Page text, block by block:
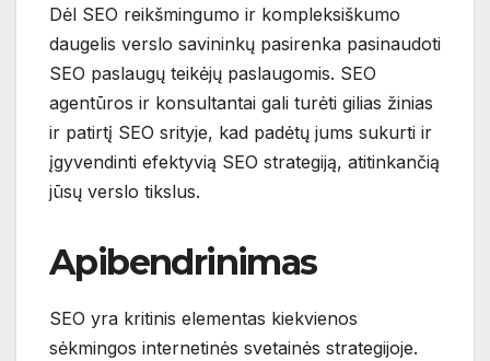
Dėl SEO reikšmingumo ir kompleksiškumo
daugelis verslo savininkų pasirenka pasinaudoti
SEO paslaugų teikėjų paslaugomis. SEO
agentūros ir konsultantai gali turėti gilias žinias
ir patirtį SEO srityje, kad padėtų jums sukurti ir
įgyvendinti efektyvią SEO strategiją, atitinkančią
jūsų verslo tikslus.
Apibendrinimas
SEO yra kritinis elementas kiekvienos
sėkmingos internetinės svetainės strategijoje.